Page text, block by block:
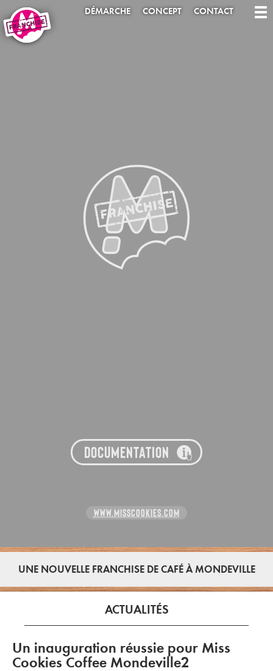
DÉMARCHE CONCEPT CONTACT
DOCUMENTATION
WWW.MISSCOOKIES.COM
UNE NOUVELLE FRANCHISE DE CAFÉ À MONDEVILLE
ACTUALITÉS
Un inauguration réussie pour Miss
Cookies Coffee Mondeville2